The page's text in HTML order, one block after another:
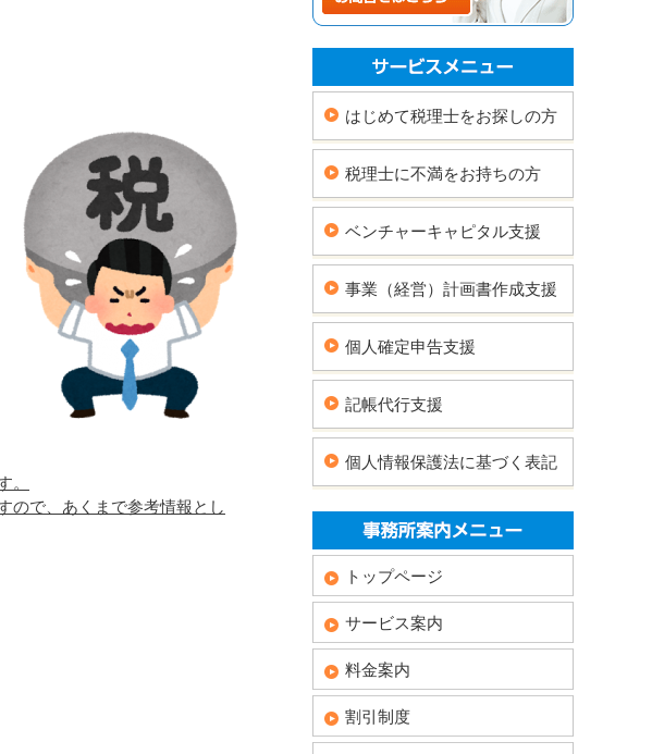
。
ので、あくまで参考情報とし
はじめて税理士をお探しの方
税理士に不満をお持ちの方
ベンチャーキャピタル支援
事業（経営）計画書作成支援
個人確定申告支援
記帳代行支援
個人情報保護法に基づく表記
トップページ
サービス案内
料金案内
割引制度